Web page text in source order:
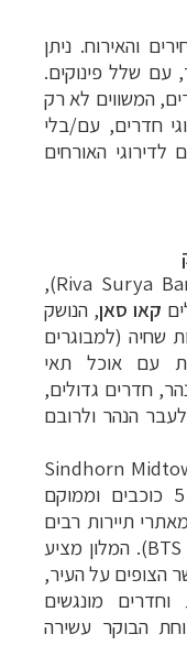
והאירוח. ניתן
עם שלל פינוקים.
המשווים לא רק
חדרים, עם/בלי
האורחים
(Riva Surya Bangkok),
קאו סאן, הנושק
שחיה (למבוגרים
כושר, 2 מסעדות עם אוכל תאי
חדרים גדולים,
לעבר הנהר ולרובם
(Sindhorn
Hotel Bangkok) מדורג ברמת 5 כוכבים וממוקם
תיירות רבים
ומתחנת הרכבת העילית (BTS Skytrain). המלון מציע
הצופים על העיר,
וחדרים מונגשים
הבוקר עשירה